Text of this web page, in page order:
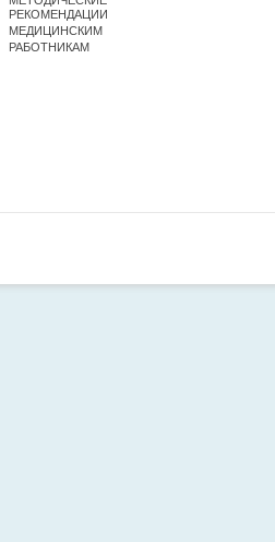
РЕКОМЕНДАЦИИ
МЕДИЦИНСКИМ
РАБОТНИКАМ